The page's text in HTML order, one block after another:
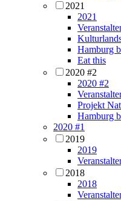
2021
2021
Hamburg
Eat this
2020 #2
2020 #2
Projekt
Hamburg
2020 #1
2019
2019
2018
2018